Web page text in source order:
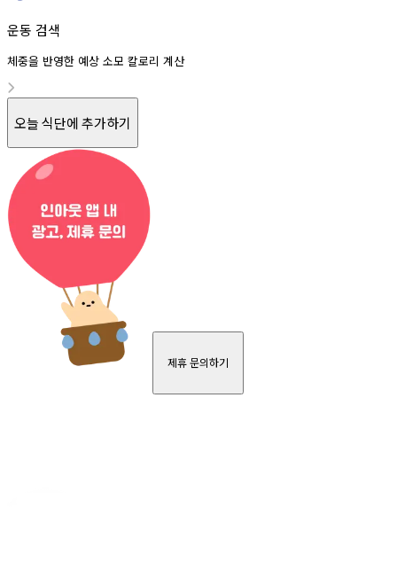
운동 검색
체중을 반영한 예상 소모 칼로리 계산
오늘 식단에 추가하기
제휴 문의하기